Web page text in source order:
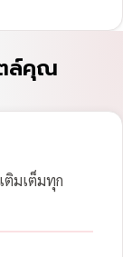
ล์คุณ
มเต็มทุก